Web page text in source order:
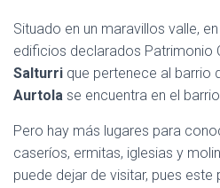
Situado en un maravillos valle,
edificios declarados Patrimonio
Salturri que pertenece al barrio
Aurtola se encuentra en el
Pero hay más lugares para
caseríos, ermitas, iglesias y
puede dejar de visitar, pues este